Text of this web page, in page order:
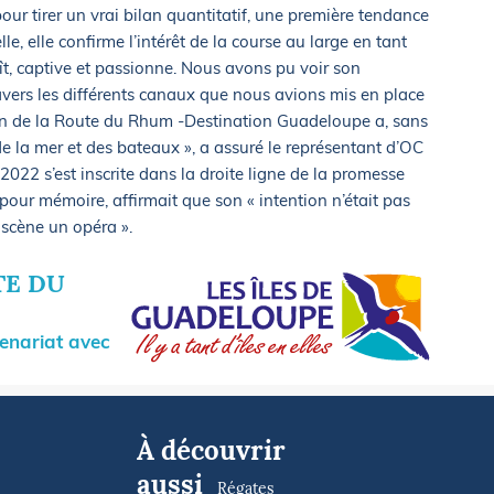
tirer un vrai bilan quantitatif, une première tendance
elle confirme l’intérêt de la course au large en tant
captive et passionne. Nous avons pu voir son
les différents canaux que nous avions mis en place
de la Route du Rhum -Destination Guadeloupe a, sans
la mer et des bateaux », a assuré le représentant d’OC
s’est inscrite dans la droite ligne de la promesse
mémoire, affirmait que son « intention n’était pas
un opéra ».
DU
avec
À découvrir
aussi
Régates